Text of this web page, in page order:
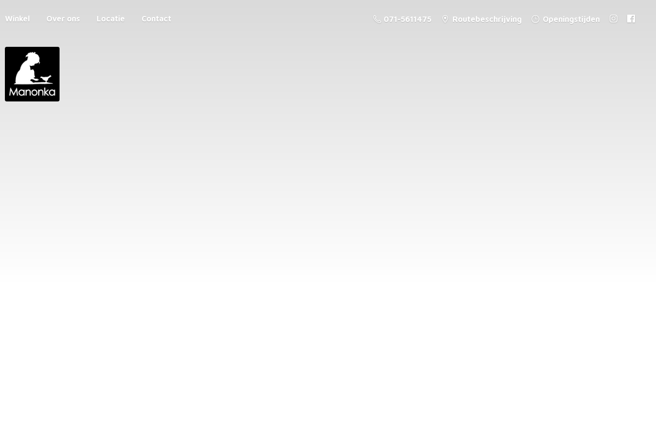
Winkel Over ons Locatie Contact 071-5611475 Routebeschrijving Openingstijden